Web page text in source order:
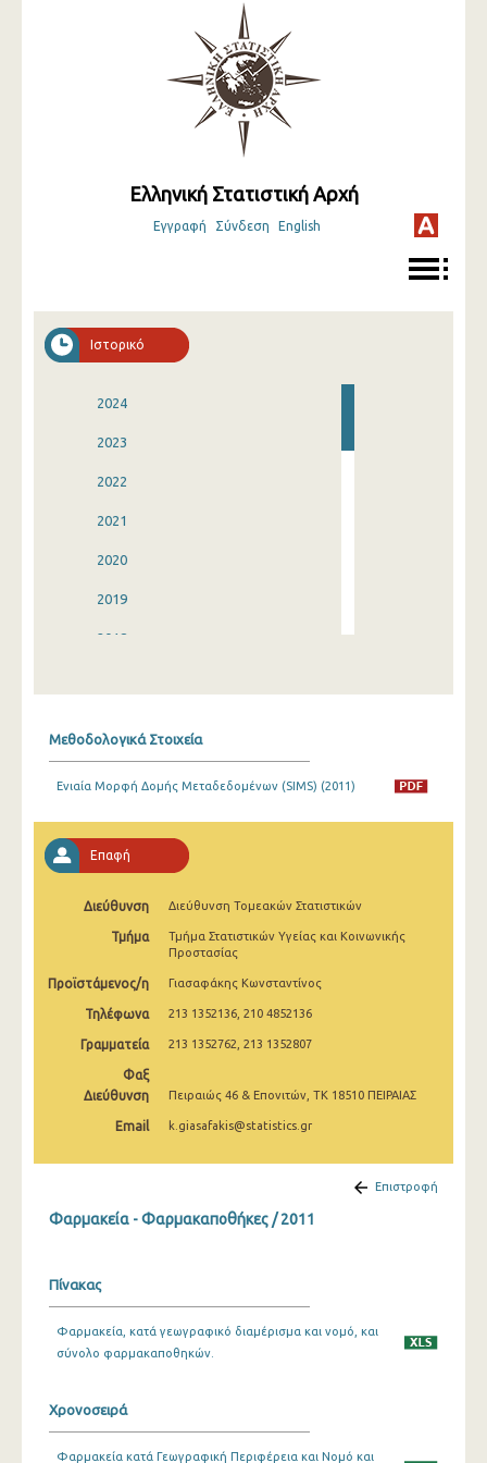
Ελληνική Στατιστική Αρχή
Εγγραφή Σύνδεση English
Ιστορικό
2024
2023
2022
2021
2020
2019
2018
2014
2012
2011
2009
2007
2000
1998
Μεθοδολογικά Στοιχεία
Ενιαία Μορφή Δομής Μεταδεδομένων (SIMS) (2011)
Επαφή
Διεύθυνση Διεύθυνση Τομεακών Στατιστικών
Τμήμα
Τμήμα Στατιστικών Υγείας και Κοινωνικής
Προστασίας
Προϊστάμενος/η Γιασαφάκης Κωνσταντίνος
Τηλέφωνα 213 1352136, 210 4852136
Γραμματεία 213 1352762, 213 1352807
Φαξ
Διεύθυνση
Πειραιώς 46 & Επονιτών, ΤΚ 18510 ΠΕΙΡΑΙΑΣ
Email k.giasafakis@statistics.gr
Επιστροφή
Φαρμακεία - Φαρμακαποθήκες / 2011
Πίνακας
Φαρμακεία, κατά γεωγραφικό διαμέρισμα και νομό, και
σύνολο φαρμακαποθηκών.
Χρονοσειρά
Φαρμακεία κατά Γεωγραφική Περιφέρεια και Νομό και